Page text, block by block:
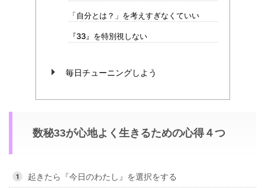
「自分とは？」を考えすぎなくていい
『33』を特別視しない
毎日チューニングしよう
数秘33が心地よく生きるための心得４つ
起きたら『今日のわたし』を選択をする